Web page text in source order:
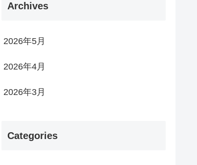
Archives
2026年5月
2026年4月
2026年3月
Categories